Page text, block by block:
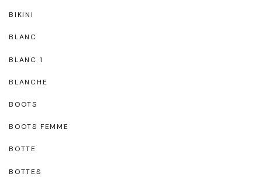
BIKINI
BLANC
BLANC 1
BLANCHE
BOOTS
BOOTS FEMME
BOTTE
BOTTES